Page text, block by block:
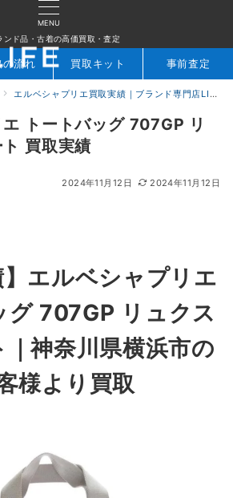
MENU
ンド品・古着の高価買取・査定
の流れ 買取キット 事前査定
エルベシャプリエ買取実績｜ブランド専門店LIFE
トートバッグ 707GP リ
買取実績
2024年11月12日 2024年11月12日
】エルベシャプリエ
グ 707GP リュクス
神奈川県横浜市の
様より買取